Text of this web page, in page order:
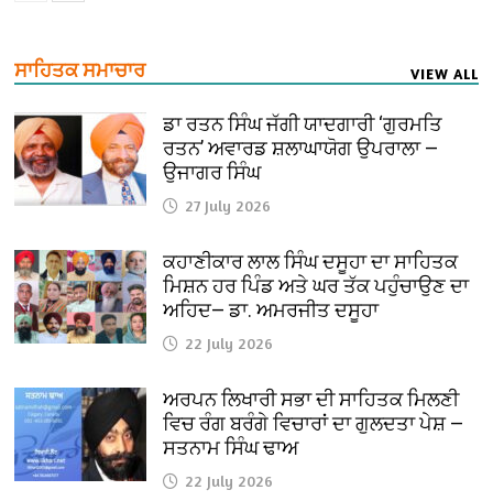
ਸਾਹਿਤਕ ਸਮਾਚਾਰ VIEW ALL
ਡਾ ਰਤਨ ਸਿੰਘ ਜੱਗੀ ਯਾਦਗਾਰੀ ‘ਗੁਰਮਤਿ
ਰਤਨ’ ਅਵਾਰਡ ਸ਼ਲਾਘਾਯੋਗ ਉਪਰਾਲਾ —
ਉਜਾਗਰ ਸਿੰਘ
27 July 2026
ਕਹਾਣੀਕਾਰ ਲਾਲ ਸਿੰਘ ਦਸੂਹਾ ਦਾ ਸਾਹਿਤਕ
ਮਿਸ਼ਨ ਹਰ ਪਿੰਡ ਅਤੇ ਘਰ ਤੱਕ ਪਹੁੰਚਾਉਣ ਦਾ
ਅਹਿਦ— ਡਾ. ਅਮਰਜੀਤ ਦਸੂਹਾ
22 July 2026
ਅਰਪਨ ਲਿਖਾਰੀ ਸਭਾ ਦੀ ਸਾਹਿਤਕ ਮਿਲਣੀ
ਵਿਚ ਰੰਗ ਬਰੰਗੇ ਵਿਚਾਰਾਂ ਦਾ ਗੁਲਦਤਾ ਪੇਸ਼ —
ਸਤਨਾਮ ਸਿੰਘ ਢਾਅ
22 July 2026